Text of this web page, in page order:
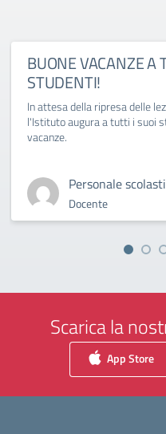
BUONE VACANZE A
STUDENTI!
In attesa della ripresa delle
l'Istituto augura a tutti i suoi
vacanze.
Personale
Docente
Scarica la
App Store